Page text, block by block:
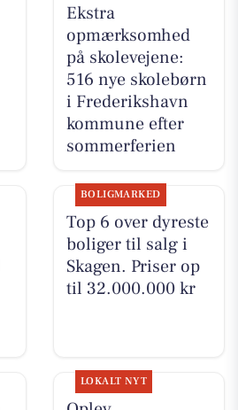
Ekstra
opmærksomhed
på skolevejene:
516 nye skolebørn
i Frederikshavn
kommune efter
sommerferien
BOLIGMARKED
Top 6 over dyreste
boliger til salg i
Skagen. Priser op
til 32.000.000 kr
LOKALT NYT